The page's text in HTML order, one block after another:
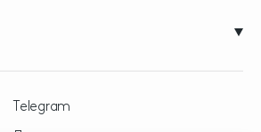
Telegram